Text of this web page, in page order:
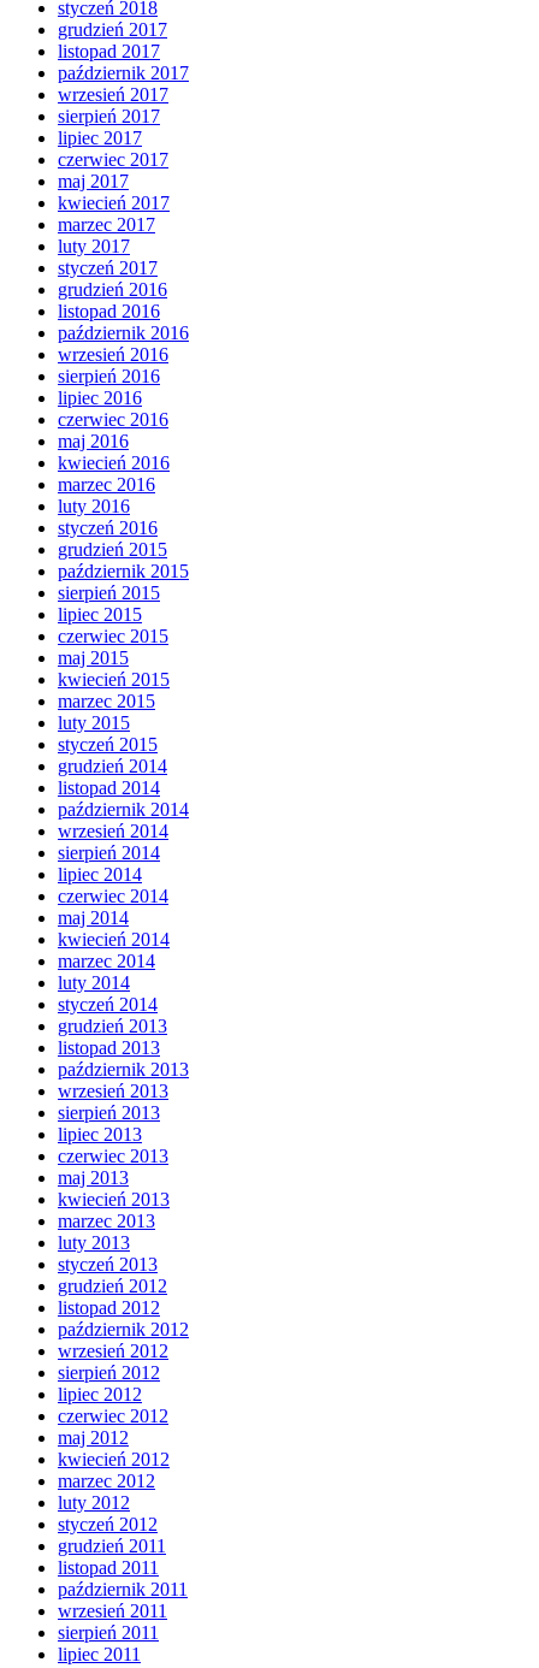
styczeń 2018
grudzień 2017
listopad 2017
październik 2017
wrzesień 2017
sierpień 2017
lipiec 2017
czerwiec 2017
maj 2017
kwiecień 2017
marzec 2017
luty 2017
styczeń 2017
grudzień 2016
listopad 2016
październik 2016
wrzesień 2016
sierpień 2016
lipiec 2016
czerwiec 2016
maj 2016
kwiecień 2016
marzec 2016
luty 2016
styczeń 2016
grudzień 2015
październik 2015
sierpień 2015
lipiec 2015
czerwiec 2015
maj 2015
kwiecień 2015
marzec 2015
luty 2015
styczeń 2015
grudzień 2014
listopad 2014
październik 2014
wrzesień 2014
sierpień 2014
lipiec 2014
czerwiec 2014
maj 2014
kwiecień 2014
marzec 2014
luty 2014
styczeń 2014
grudzień 2013
listopad 2013
październik 2013
wrzesień 2013
sierpień 2013
lipiec 2013
czerwiec 2013
maj 2013
kwiecień 2013
marzec 2013
luty 2013
styczeń 2013
grudzień 2012
listopad 2012
październik 2012
wrzesień 2012
sierpień 2012
lipiec 2012
czerwiec 2012
maj 2012
kwiecień 2012
marzec 2012
luty 2012
styczeń 2012
grudzień 2011
listopad 2011
październik 2011
wrzesień 2011
sierpień 2011
lipiec 2011